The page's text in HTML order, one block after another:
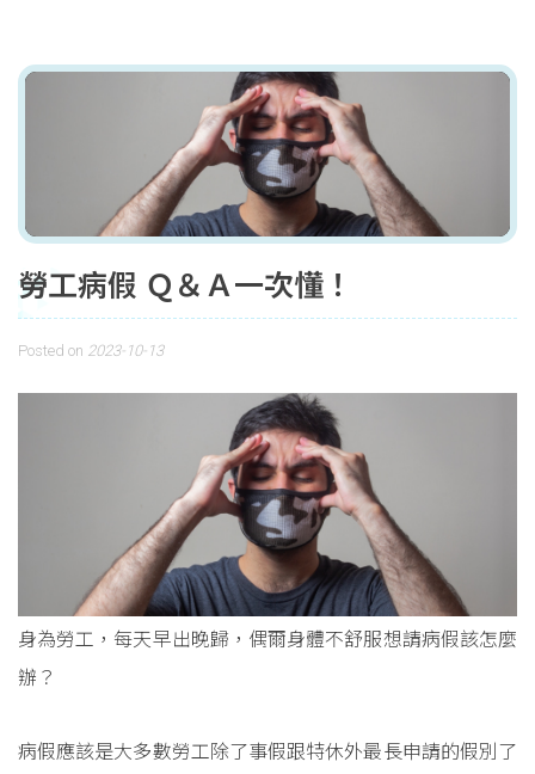
勞工病假 Ｑ＆Ａ一次懂！
Posted on 2023-10-13
身為勞工，每天早出晚歸，偶爾身體不舒服想請病假該怎麼
辦？
病假應該是大多數勞工除了事假跟特休外最長申請的假別了